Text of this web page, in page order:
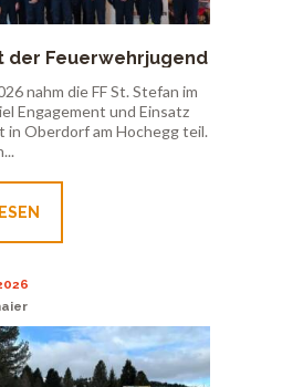
der Feuerwehrjugend
nahm die FF St. Stefan im
Engagement und Einsatz
in Oberdorf am Hochegg teil.